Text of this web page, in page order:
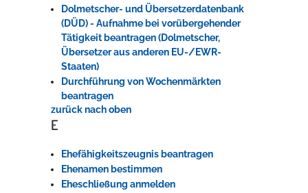
Dolmetscher- und Übersetzerdatenbank
(DÜD) - Aufnahme bei vorübergehender
Tätigkeit beantragen (Dolmetscher,
Übersetzer aus anderen EU-/EWR-
Staaten)
Durchführung von Wochenmärkten
beantragen
zurück nach oben
E
Ehefähigkeitszeugnis beantragen
Ehenamen bestimmen
Eheschließung anmelden